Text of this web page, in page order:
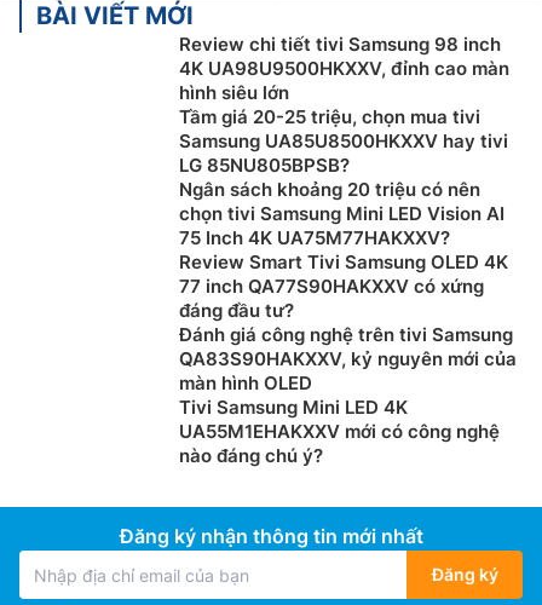
BÀI VIẾT MỚI
Review chi tiết tivi Samsung 98 inch
4K UA98U9500HKXXV, đỉnh cao màn
hình siêu lớn
Tầm giá 20-25 triệu, chọn mua tivi
Samsung UA85U8500HKXXV hay tivi
LG 85NU805BPSB?
Ngân sách khoảng 20 triệu có nên
chọn tivi Samsung Mini LED Vision AI
75 Inch 4K UA75M77HAKXXV?
Review Smart Tivi Samsung OLED 4K
77 inch QA77S90HAKXXV có xứng
đáng đầu tư?
Đánh giá công nghệ trên tivi Samsung
QA83S90HAKXXV, kỷ nguyên mới của
màn hình OLED
Tivi Samsung Mini LED 4K
UA55M1EHAKXXV mới có công nghệ
nào đáng chú ý?
Đăng ký nhận thông tin mới nhất
Đăng ký